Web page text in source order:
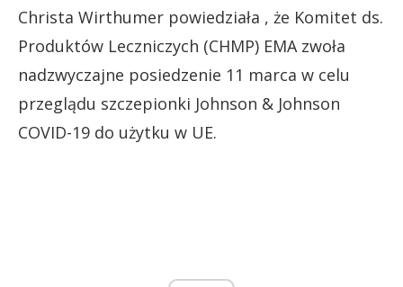
Christa Wirthumer powiedziała , że Komitet ds.
Produktów Leczniczych (CHMP) EMA zwoła
nadzwyczajne posiedzenie 11 marca w celu
przeglądu szczepionki Johnson & Johnson
COVID-19 do użytku w UE.